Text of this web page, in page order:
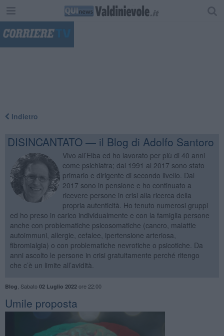
Indietro
DISINCANTATO — il Blog di Adolfo Santoro
Vivo all’Elba ed ho lavorato per più di 40 anni
come psichiatra; dal 1991 al 2017 sono stato
primario e dirigente di secondo livello. Dal
2017 sono in pensione e ho continuato a
ricevere persone in crisi alla ricerca della
propria autenticità. Ho tenuto numerosi gruppi
ed ho preso in carico individualmente e con la famiglia persone
anche con problematiche psicosomatiche (cancro, malattie
autoimmuni, allergie, cefalee, ipertensione arteriosa,
fibromialgia) o con problematiche nevrotiche o psicotiche. Da
anni ascolto le persone in crisi gratuitamente perché ritengo
che c’è un limite all’avidità.
Blog Sabato 02 Luglio 2022ore 22:00
​Umile proposta